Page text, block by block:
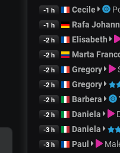
-1 h Cecile
-1 h Rafa
-2 h Elisabeth
-2 h Marta
-2 h Gregory
-2 h Gregory
-2 h Barbera
-2 h Daniela
-3 h Daniela
-3 h Paul